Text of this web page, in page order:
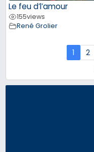
Le feu d’l’amour
155views
René Grolier
1 2